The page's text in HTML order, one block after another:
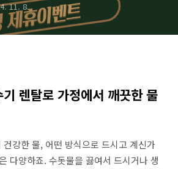
11. 8.
렌탈로 가정에서 깨끗한 물
강한 물, 어떤 방식으로 드시고 계신가
다양하죠. 수돗물을 끓여서 드시거나 생